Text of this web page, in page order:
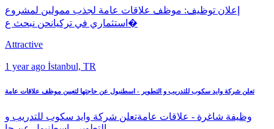
إعلان توظيف: موظف علاقات عامة لجذب ممولين لمشروع
استثماري في تركيانحن نبحث ع�
Attractive
1 year ago İstanbul, TR
تعلن شركة وايد سكوب للتدريب و التطوير - اسطنبول عن حاجتها لتعيين موظف علاقات عامة
وظيفة شاغرة - علاقات عامةتعلن شركة وايد سكوب للتدريب و